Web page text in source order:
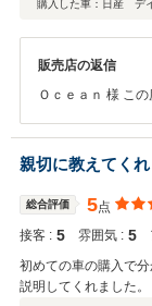
購入した車：日産 デ
販売店の返信
Ｏｃｅａｎ 様 こ
カーライフを全力
し上げます。
親切に教えてく
総合評価 5点
接客 : 5 雰囲気 : 5
初めての車の購入で
説明してくれました。